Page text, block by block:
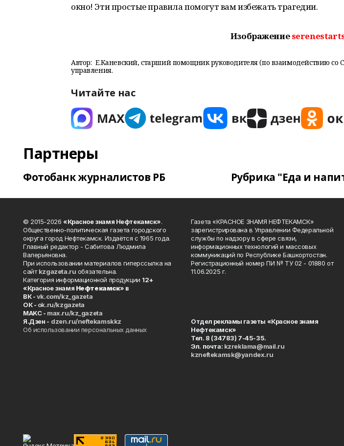
окно! Эти простые правила помогут вам избежать трагедии.
Изображение
Автор: Е.Каневский, старший помощник руководителя (по взаимодействию со
управления.
Читайте нас
Партнеры
Фотобанк журналистов РБ Рубрика "Еда и
© 2015-2026 «Красное знамя Нефтекамск».
Общественно-политическая газета городского
округа город Нефтекамск. Издаётся с 1965 года.
Главный редактор - Сабитова Людмила
Валерьяновна.
При использовании материалов гиперссылка на
сайтkzgazeta.ru обязательна.
Категория информационной продукции 12+
«Красное знамя Нефтекамск» в
ВК -vk.com/kz_gazeta
ОК - ok.ru/kzgazeta
MAKC - max.ru/kz_gazeta
Я.Дзен - dzen.ru/neftekamskkz
Об использовании персональных данных
Газета «КРАСНОЕ ЗНАМЯ НЕФТЕКАМСК»
зарегистрирована в Управлении Федеральной
службы по надзору в сфере связи,
информационных технологий и массовых
коммуникаций по Республике Башкортостан.
Регистрационный номер ПИ № ТУ 02 - 01880 от
11.06.2025 г.
Отдел рекламы газеты «Красное знамя
Нефтекамск»
Тел. 8 (34783) 7-45-35.
Эл. почта: kzreklama@mail.ru
kzneftekamsk@yandex.ru